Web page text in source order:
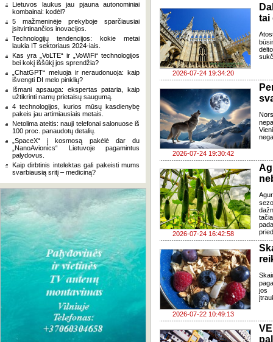
Lietuvos laukus jau pjauna autonominiai
kombainai: kodėl?
5 mažmeninėje prekyboje sparčiausiai
įsitvirtinančios inovacijos.
Technologijų tendencijos: kokie metai
laukia IT sektoriaus 2024-iais.
Kas yra „VoLTE“ ir „VoWiFi“ technologijos
bei kokį iššūkį jos sprendžia?
„ChatGPT“ meluoja ir neraudonuoja: kaip
išvengti DI melo pinklių?
Išmani apsauga: ekspertas pataria, kaip
užtikrinti namų prietaisų saugumą.
4 technologijos, kurios mūsų kasdienybę
pakeis jau artimiausiais metais.
Netolima ateitis: nauji telefonai salonuose iš
100 proc. panaudotų detalių.
„SpaceX“ į kosmosą pakėlė dar du
„NanoAvionics“ Lietuvoje pagamintus
palydovus.
Kaip dirbtinis intelektas gali pakeisti mums
svarbiausią sritį – mediciną?
2026-07-24 19:34:20
tai
2026-07-24 19:30:42
2026-07-24 16:42:58
2026-07-22 10:49:13
jos